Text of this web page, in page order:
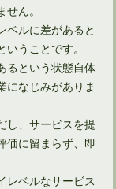
ん。
ベルに差があると
うことです。
るという状態自体
になじみがありま
し、サービスを提
価に留まらず、即
レベルなサービス